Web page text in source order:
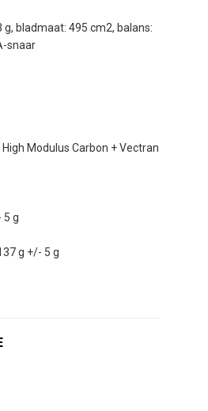
bladmaat: 495 cm2, balans:
snaar
Modulus Carbon + Vectran
5 g
g +/- 5 g